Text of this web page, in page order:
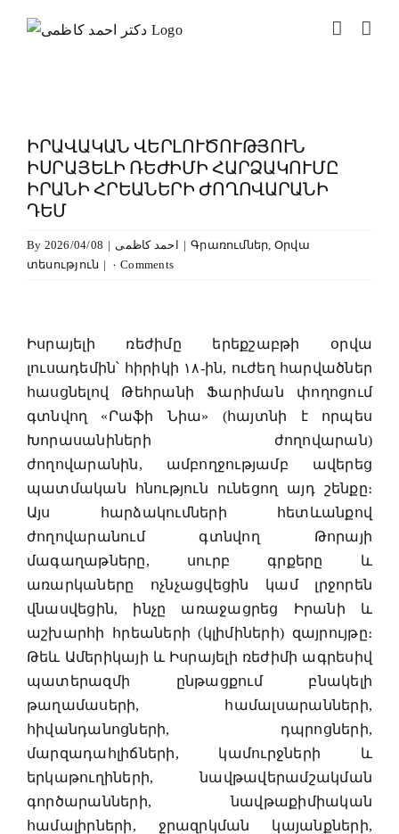
ԻՐԱՎԱԿԱՆ ՎԵՐԼՈՒԾՈՒԹՅՈՒՆ
ԻՍՐԱՅԵԼԻ ՌԵԺԻՄԻ ՀԱՐՁԱԿՈՒՄԸ
ԻՐԱՆԻ ՀՐԵԱՆԵՐԻ ԺՈՂՈՎԱՐԱՆԻ
ԴԵՄ
By احمد کاظمی |
2026/04/08 | Գրառումներ, Օրվա
տեսություն | ۰ Comments
Larger
Image
Իսրայելի ռեժիմը երեքշաբթի օրվա
լուսադեմին՝ հիրիկի ۱۸-ին, ուժեղ հարվածներ
հասցնելով Թեհրանի Ֆարիման փողոցում
գտնվող «Րաֆի Նիա» (հայտնի է որպես
Խորասանիների ժողովարան)
ժողովարանին, ամբողջությամբ ավերեց
պատմական հնություն ունեցող այդ շենքը։
Այս հարձակումների հետևանքով
ժողովարանում գտնվող Թորայի
մագաղաթները, սուրբ գրքերը և
առարկաները ոչնչացվեցին կամ լրջորեն
վնասվեցին, ինչը առաջացրեց Իրանի և
աշխարհի հրեաների (կլիմիների) զայրույթը։
Թեև Ամերիկայի և Իսրայելի ռեժիմի ագրեսիվ
պատերազմի ընթացքում բնակելի
թաղամասերի, համալսարանների,
հիվանդանոցների, դպրոցների,
մարզադահլիճների, կամուրջների և
երկաթուղիների, նավթավերամշակման
գործարանների, նավթաքիմիական
համալիրների, ջրազրկման կայանքների,